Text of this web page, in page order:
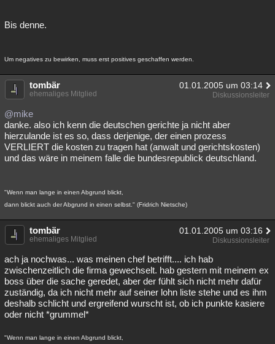
Bis denne.
Um negatives zu bewirken, muss erst positives geschaffen werden.
tombär 01.01.2005 um 03:14
ehemaliges Mitglied Diskussionsleiter
@mike
danke. also ich kenn die deutschen gerichte ja nicht aber
hierzulande ist es so, dass derjenige, der einen prozess
VERLIERT die kosten zu tragen hat (anwalt und gerichtskosten)
und das wäre in meinem falle die bundesrepublick deutschland.
"Wenn man lange in einen Abgrund blickt,
dann blickt auch der Abgrund in einen selbst." (Fridrich Nietsche)
tombär 01.01.2005 um 03:16
ehemaliges Mitglied Diskussionsleiter
ach ja nochwas... was meinen chef betrifft.... ich hab
zwischenzeitlich die firma gewechselt. hab gestern mit meinem ex
boss über die sache geredet, aber der fühlt sich nicht mehr dafür
zuständig, da ich nicht mehr auf seiner lohn liste stehe und es ihm
deshalb schlicht und ergreifend wurscht ist, ob ich punkte kasiere
oder nicht *grummel*
"Wenn man lange in einen Abgrund blickt,